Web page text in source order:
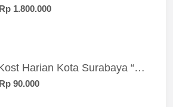
Rp 1.800.000
Kost Harian Kota Surabaya “Sierra Kost”
Rp 90.000